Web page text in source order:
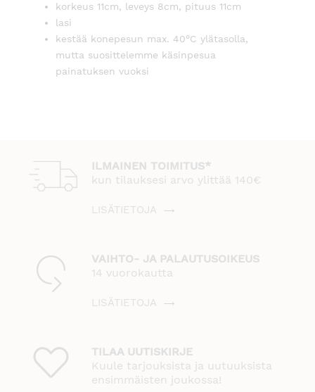
korkeus 11cm, leveys 8cm, pituus 11cm
lasi
kestää konepesun max. 40°C ylätasolla,
mutta suosittelemme käsinpesua
painatuksen vuoksi
ILMAINEN TOIMITUS*
kun tilauksesi arvo ylittää 140€
LISÄTIETOJA
VAIHTO- JA PALAUTUSOIKEUS
14 vuorokautta
LISÄTIETOJA
TILAA UUTISKIRJE
Kuule tarjouksista ja uutuuksista
ensimmäisten joukossa!